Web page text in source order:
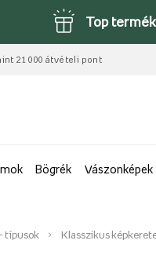
Top
21 000 átvételi pont
Bögrék Vászonképek
típusok Klasszikus